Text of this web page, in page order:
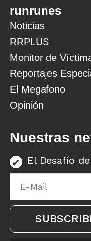
runrunes
Noticias
RRPLUS
Monitor de
Reportajes
El Megafono
Opinión
Nuestras
El Desafío